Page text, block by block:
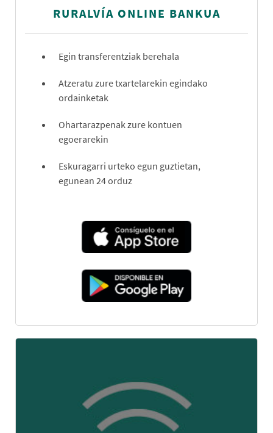
RURALVÍA ONLINE BANKUA
Egin transferentziak berehala
Atzeratu zure txartelarekin egindako
ordainketak
Ohartarazpenak zure kontuen
egoerarekin
Eskuragarri urteko egun guztietan,
egunean 24 orduz